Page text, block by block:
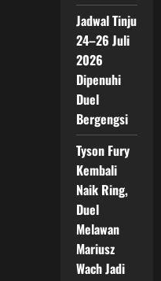
Jadwal Tinju
24–26 Juli
2026
Dipenuhi
Duel
Bergengsi
Tyson Fury
Kembali
Naik Ring,
Duel
Melawan
Mariusz
Wach Jadi